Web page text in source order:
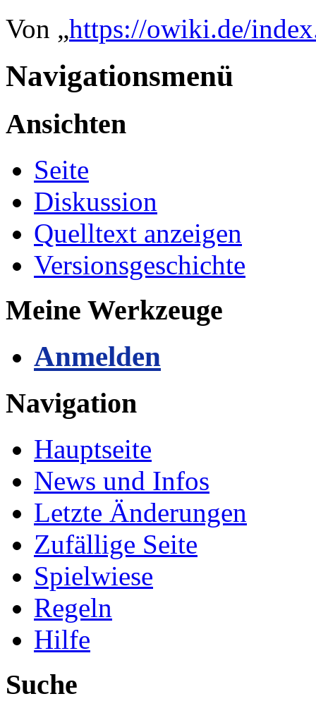
Von „https://owiki.de/
Navigationsmenü
Ansichten
Seite
Diskussion
Quelltext anzeigen
Versionsgeschichte
Meine Werkzeuge
Anmelden
Navigation
Hauptseite
News und Infos
Letzte Änderungen
Zufällige Seite
Spielwiese
Regeln
Hilfe
Suche